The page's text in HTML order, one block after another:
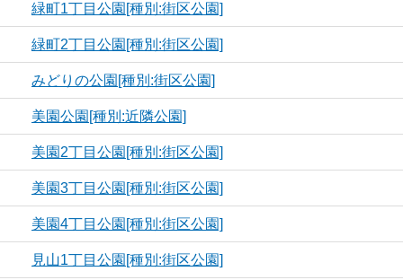
緑町1丁目公園[種別:街区公園]
緑町2丁目公園[種別:街区公園]
みどりの公園[種別:街区公園]
美園公園[種別:近隣公園]
美園2丁目公園[種別:街区公園]
美園3丁目公園[種別:街区公園]
美園4丁目公園[種別:街区公園]
見山1丁目公園[種別:街区公園]